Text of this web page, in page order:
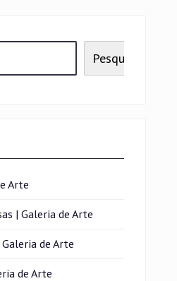
Pesquisar
Arte
| Galeria de Arte
de Arte
de Arte